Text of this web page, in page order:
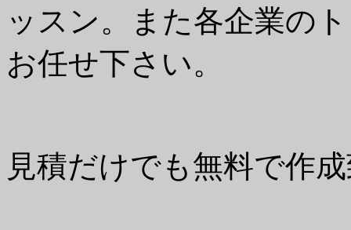
ッスン。また各企業の
お任せ下さい。
見積だけでも無料で作